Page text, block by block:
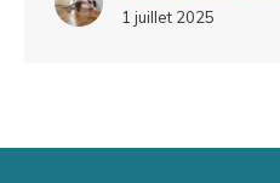
1 juillet 2025